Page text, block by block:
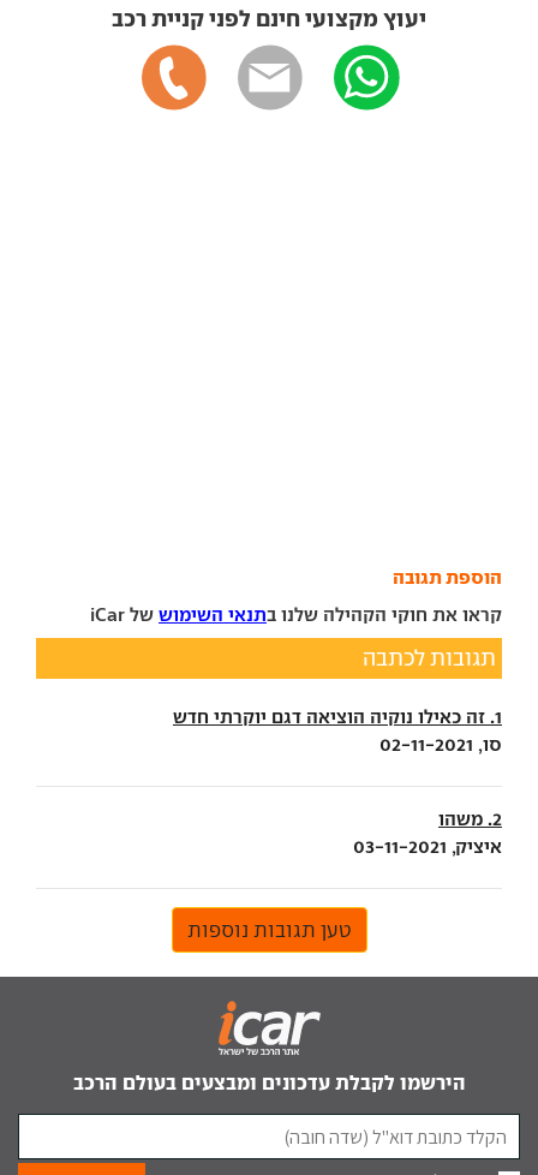
יעוץ מקצועי חינם לפני קניית רכב
הוספת תגובה
קראו את חוקי הקהילה שלנו בתנאי השימוש של iCar
תגובות לכתבה
1. זה כאילו נוקיה הוציאה דגם יוקרתי חדש
סו, 02-11-2021
2. משהו
איציק, 03-11-2021
טען תגובות נוספות
הירשמו לקבלת עדכונים ומבצעים בעולם הרכב